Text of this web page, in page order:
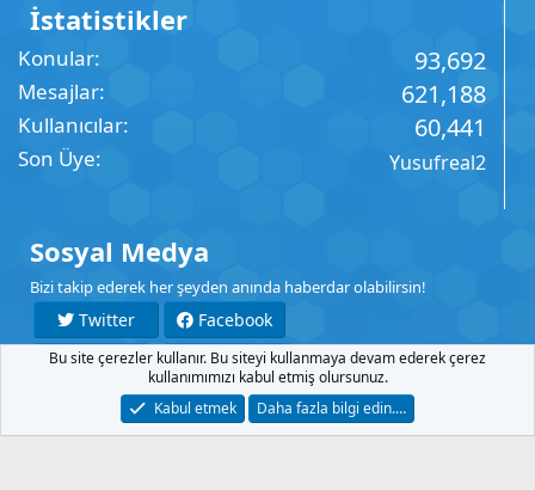
İstatistikler
Konular 93,692
Mesajlar 621,188
Kullanıcılar 60,441
Son Üye Yusufreal2
Sosyal Medya
Bizi takip ederek her şeyden anında haberdar olabilirsin!
Twitter
Facebook
YouTube
Instagram
Şartlar Gizlilik Yardım Anasayfa
R
Bu site çerezler kullanır. Bu siteyi kullanmaya devam ederek çerez
kullanımımızı kabul etmiş olursunuz.
Kabul etmek
Daha fazla bilgi edin.…